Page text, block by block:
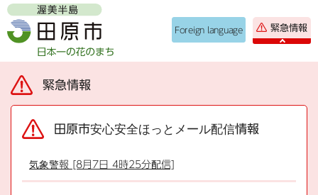
Foreign language 緊急情報
緊急情報
田原市安心安全ほっとメール配信情報
気象警報 [8月7日 4時25分配信]